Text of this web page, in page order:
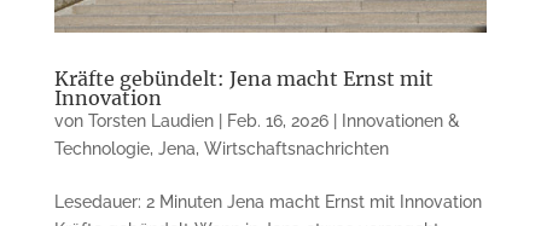
Kräfte gebündelt: Jena macht Ernst mit
Innovation
von Torsten Laudien| Feb. 16, 2026|
Innovationen &
Technologie, Jena, Wirtschaftsnachrichten
Lesedauer: 2 Minuten Jena macht Ernst mit Innovation